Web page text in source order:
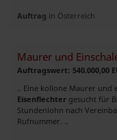
Auftrag in Österreich
Maurer und
Auftragswert: 540.000,00
.. Eine kollone Maurer und
Eisenflechter gesucht für
Stundenlohn nach
Rufnummer. ..